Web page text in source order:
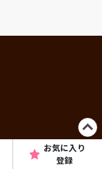
お気に入り
登録